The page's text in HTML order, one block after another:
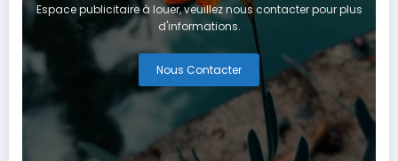
Espace publicitaire à louer, veuillez nous contacter pour plus
d'informations.
Nous Contacter